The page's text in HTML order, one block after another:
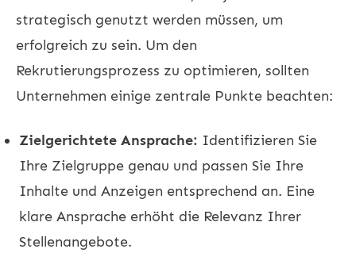
strategisch genutzt werden müssen, um
erfolgreich zu sein. Um den
Rekrutierungsprozess zu optimieren, sollten
Unternehmen einige zentrale Punkte beachten:
Zielgerichtete Ansprache: Identifizieren Sie
Ihre Zielgruppe genau und passen Sie Ihre
Inhalte und Anzeigen entsprechend an. Eine
klare Ansprache erhöht die Relevanz Ihrer
Stellenangebote.